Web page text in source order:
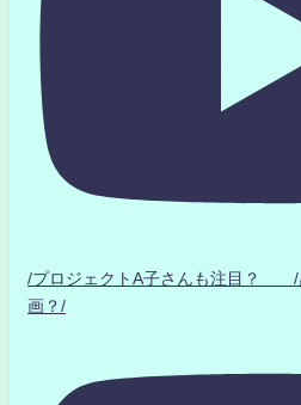
/プロジェクトA子さんも注目？ /
画？/